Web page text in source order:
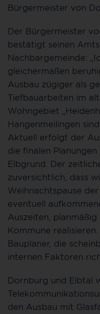
Bürgermeister von
Der Bürgermeister
bestätigt seinen
Nachbargemeinde:
gleichermaßen
Ausbau zügiger als
Tiefbauarbeiten im
Wohngebiet
Hangenmeilingen
Aktuell erfolgt der
die finalen
Elbgrund. Der
zuversichtlich, dass
Weihnachtspause
eventuell
Auszeiten,
Kommune
Bauplaner, die
internen Faktoren
Dornburg und Elbtal
den Ausbau mit